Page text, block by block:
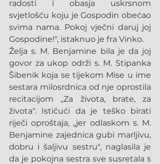
radosti i obasja uskrsnom
svjetlošću koju je Gospodin obećao
svima nama. Pokoj vječni daruj joj
Gospodine!", istaknuo je fra Vinko.
Želja s. M. Benjamine bila je da joj
govor za ukop održi s. M. Stipanka
Šibenik koja se tijekom Mise u ime
sestara milosrdnica od nje oprostila
recitacijom „Za života, brate, za
života". Ističući da je teško birati
riječi oproštaja, „jer odlaskom s. M.
Benjamine zajednica gubi marljivu,
dobru i šaljivu sestru", naglasila je
da je pokojna sestra sve susretala s